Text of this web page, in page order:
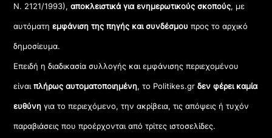
Ν. 2121/1993), αποκλειστικά για ενημερωτικούς σκοπούς, με
αυτόματηεμφάνιση της πηγής και συνδέσμου προς το αρχικό
δημοσίευμα.
Επειδή η διαδικασία συλλογής και εμφάνισης περιεχομένου
είναιπλήρως αυτοματοποιημένη, το Politikes.grδεν φέρει καμία
ευθύνη για το περιεχόμενο, την ακρίβεια, τις απόψεις ή τυχόν
παραβιάσεις που προέρχονται από τρίτες ιστοσελίδες.